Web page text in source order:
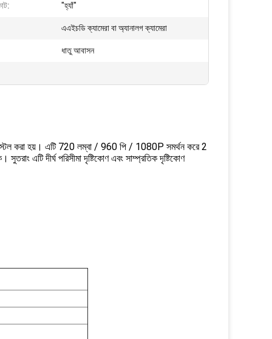
"হ্যাঁ"
এএইচডি ক্যামেরা বা অ্যানালগ ক্যামেরা
ধাতু আবাসন
করা হয়। এটি 720 লম্বা / 960 পি / 1080P সমর্থন করে 2
সুতরাং এটি দীর্ঘ পরিসীমা দৃষ্টিকোণ এবং সাম্প্রতিক দৃষ্টিকোণ